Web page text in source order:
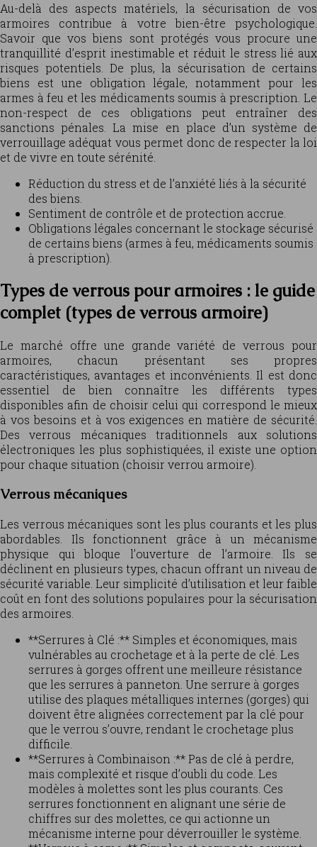
Au-delà des aspects matériels, la sécurisation de vos
armoires contribue à votre bien-être psychologique.
Savoir que vos biens sont protégés vous procure une
tranquillité d’esprit inestimable et réduit le stress lié aux
risques potentiels. De plus, la sécurisation de certains
biens est une obligation légale, notamment pour les
armes à feu et les médicaments soumis à prescription. Le
non-respect de ces obligations peut entraîner des
sanctions pénales. La mise en place d’un système de
verrouillage adéquat vous permet donc de respecter la loi
et de vivre en toute sérénité.
Réduction du stress et de l’anxiété liés à la sécurité
des biens.
Sentiment de contrôle et de protection accrue.
Obligations légales concernant le stockage sécurisé
de certains biens (armes à feu, médicaments soumis
à prescription).
Types de verrous pour armoires : le guide
complet (types de verrous armoire)
Le marché offre une grande variété de verrous pour
armoires, chacun présentant ses propres
caractéristiques, avantages et inconvénients. Il est donc
essentiel de bien connaître les différents types
disponibles afin de choisir celui qui correspond le mieux
à vos besoins et à vos exigences en matière de sécurité.
Des verrous mécaniques traditionnels aux solutions
électroniques les plus sophistiquées, il existe une option
pour chaque situation (choisir verrou armoire).
Verrous mécaniques
Les verrous mécaniques sont les plus courants et les plus
abordables. Ils fonctionnent grâce à un mécanisme
physique qui bloque l’ouverture de l’armoire. Ils se
déclinent en plusieurs types, chacun offrant un niveau de
sécurité variable. Leur simplicité d’utilisation et leur faible
coût en font des solutions populaires pour la sécurisation
des armoires.
**Serrures à Clé :** Simples et économiques, mais
vulnérables au crochetage et à la perte de clé. Les
serrures à gorges offrent une meilleure résistance
que les serrures à panneton. Une serrure à gorges
utilise des plaques métalliques internes (gorges) qui
doivent être alignées correctement par la clé pour
que le verrou s’ouvre, rendant le crochetage plus
difficile.
**Serrures à Combinaison :** Pas de clé à perdre,
mais complexité et risque d’oubli du code. Les
modèles à molettes sont les plus courants. Ces
serrures fonctionnent en alignant une série de
chiffres sur des molettes, ce qui actionne un
mécanisme interne pour déverrouiller le système.